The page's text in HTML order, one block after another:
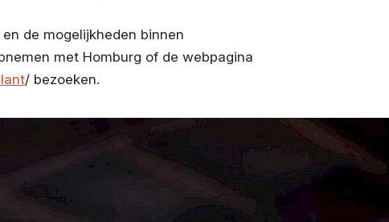
de mogelijkheden binnen
met Homburg of de webpagina
/ bezoeken.